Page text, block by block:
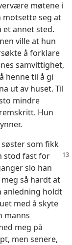
møtene i
motsette seg at
annet sted.
ville at hun
å forklare
samvittighet,
henne til å gi
ut av huset. Til
mindre
Hun
som fikk
stod fastfor
slo han
så hardt at
anledning holdt
med å skyte
manns
meg på
men senere,